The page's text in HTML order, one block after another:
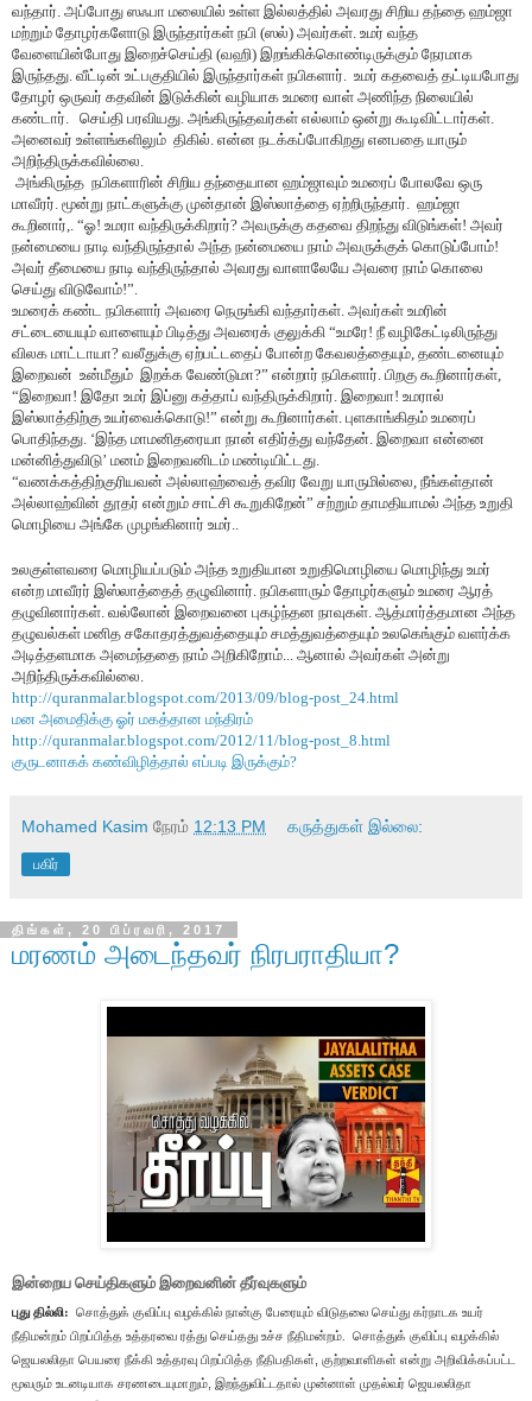
வந்தார். அப்போது ஸஃபா மலையில் உள்ள இல்லத்தில் அவரது சிறிய தந்தை ஹம்ஜா
மற்றும் தோழர்களோடு இருந்தார்கள் நபி (ஸல்) அவர்கள். உமர் வந்த
வேளையின்போது இறைச்செய்தி (வஹி) இறங்கிக்கொண்டிருக்கும் நேரமாக
இருந்தது. வீட்டின் உட்பகுதியில் இருந்தார்கள் நபிகளார். உமர் கதவைத் தட்டியபோது
தோழர் ஒருவர் கதவின் இடுக்கின் வழியாக உமரை வாள் அணிந்த நிலையில்
கண்டார். செய்தி பரவியது. அங்கிருந்தவர்கள் எல்லாம் ஒன்று கூடிவிட்டார்கள்.
அனைவர் உள்ளங்களிலும் திகில். என்ன நடக்கப்போகிறது எனபதை யாரும்
அறிந்திருக்கவில்லை.
அங்கிருந்த நபிகளாரின் சிறிய தந்தையான ஹம்ஜாவும் உமரைப் போலவே ஒரு
மாவீரர். மூன்று நாட்களுக்கு முன்தான் இஸ்லாத்தை ஏற்றிருந்தார். ஹம்ஜா
கூறினார்,. “ஓ! உமரா வந்திருக்கிறார்? அவருக்கு கதவை திறந்து விடுங்கள்! அவர்
நன்மையை நாடி வந்திருந்தால் அந்த நன்மையை நாம் அவருக்குக் கொடுப்போம்!
அவர் தீமையை நாடி வந்திருந்தால் அவரது வாளாலேயே அவரை நாம் கொலை
செய்து விடுவோம்!”
உமரைக் கண்ட நபிகளார் அவரை நெருங்கி வந்தார்கள். அவர்கள் உமரின்
சட்டையையும் வாளையும் பிடித்து அவரைக் குலுக்கி “உமரே! நீ வழிகேட்டிலிருந்து
விலக மாட்டாயா? வலீதுக்கு ஏற்பட்டதைப் போன்ற கேவலத்தையும் தண்டனையும்
இறைவன் உன்மீதும் இறக்க வேண்டுமா?” என்றார் நபிகளார். பிறகு கூறினார்கள்,
“இறைவா! இதோ உமர் இப்னு கத்தாப் வந்திருக்கிறார். இறைவா! உமரால்
இஸ்லாத்திற்கு உயர்வைக்கொடு!” என்று கூறினார்கள். புளகாங்கிதம் உமரைப்
பொதிந்தது. ‘இந்த மாமனிதரையா நான் எதிர்த்து வந்தேன். இறைவா என்னை
மன்னித்துவிடு’ மனம் இறைவனிடம் மண்டியிட்டது.
“வணக்கத்திற்குரியவன் அல்லாஹ்வைத் தவிர வேறு யாருமில்லை நீங்கள்தான்
அல்லாஹ்வின் தூதர் என்றும் சாட்சி கூறுகிறேன்” சற்றும் தாமதியாமல் அந்த உறுதி
மொழியை அங்கே முழங்கினார் உமர்..
உலகுள்ளவரை மொழியப்படும் அந்த உறுதியான உறுதிமொழியை மொழிந்து உமர்
என்ற மாவீரர் இஸ்லாத்தைத் தழுவினார். நபிகளாரும் தோழர்களும் உமரை ஆரத்
தழுவினார்கள். வல்லோன் இறைவனை புகழ்ந்தன நாவுகள். ஆத்மார்த்தமான அந்த
தழுவல்கள் மனித சகோதரத்துவத்தையும் சமத்துவத்தையும் உலகெங்கும் வளர்க்க
அடித்தளமாக அமைந்ததை நாம் அறிகிறோம்... ஆனால் அவர்கள் அன்று
அறிந்திருக்கவில்லை.
http://quranmalar.blogspot.com/2013/09/blog-post_24.html
மன அமைதிக்கு ஓர் மகத்தான மந்திரம்
http://quranmalar.blogspot.com/2012/11/blog-post_8.html
குருடனாகக் கண்விழித்தால் எப்படி இருக்கும்?
Mohamed Kasim நேரம் 12:13 PM கருத்துகள் இல்லை:
பகிர்
திங்கள், 20 பிப்ரவரி, 2017
மரணம் அடைந்தவர் நிரபராதியா?
இன்றைய செய்திகளும் இறைவனின் தீர்வுகளும்
புது தில்லி: சொத்துக் குவிப்பு வழக்கில் நான்கு பேரையும் விடுதலை செய்து கர்நாடக உயர்
நீதிமன்றம் பிறப்பித்த உத்தரவை ரத்து செய்தது உச்ச நீதிமன்றம்.
சொத்துக் குவிப்பு வழக்கில்
ஜெயலலிதா பெயரை நீக்கி உத்தரவு பிறப்பித்த நீதிபதிகள் குற்றவாளிகள் என்று அறிவிக்கப்பட்ட
மூவரும் உடனடியாக சரணடையுமாறும் இறந்துவிட்டதால் முன்னாள் முதல்வர் ஜெயலலிதா